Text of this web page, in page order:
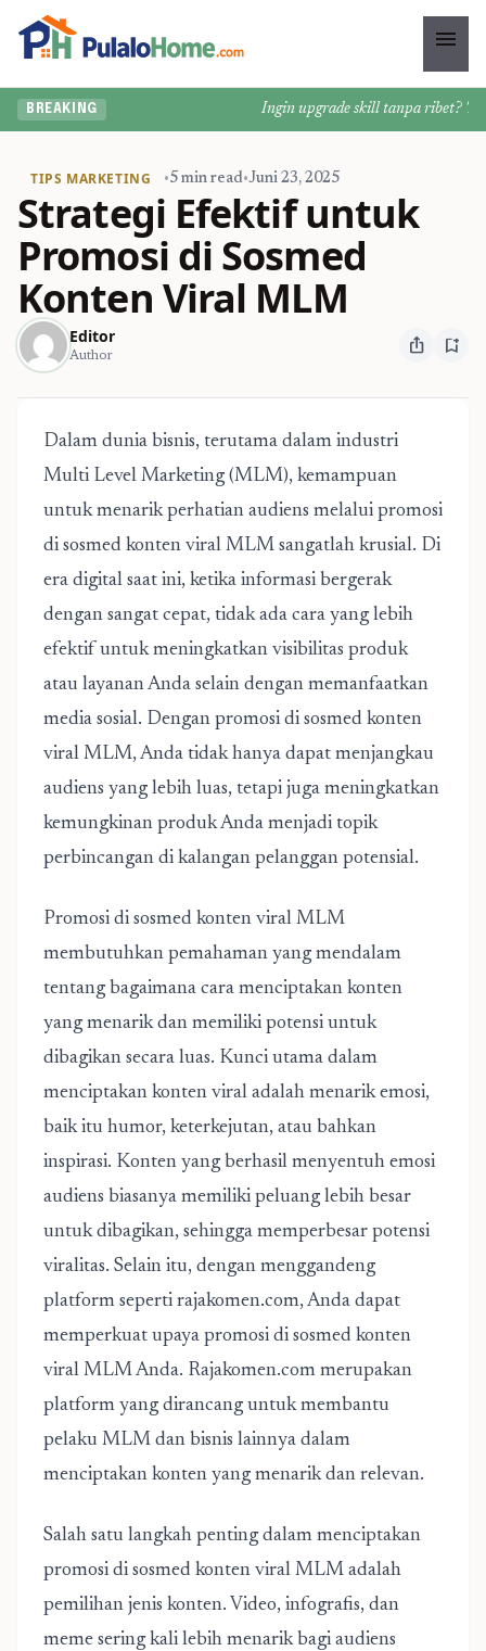
menu
BREAKING Ingin upgrade skill tanpa ribet?
TIPS MARKETING •5 min read•Juni 23, 2025
Strategi Efektif untuk
Promosi di Sosmed
Konten Viral MLM
Editor
Author ios_share bookmark_add
Dalam dunia bisnis, terutama dalam industri
Multi Level Marketing (MLM), kemampuan
untuk menarik perhatian audiens melalui promosi
di sosmed konten viral MLM sangatlah krusial. Di
era digital saat ini, ketika informasi bergerak
dengan sangat cepat, tidak ada cara yang lebih
efektif untuk meningkatkan visibilitas produk
atau layanan Anda selain dengan memanfaatkan
media sosial. Dengan promosi di sosmed konten
viral MLM, Anda tidak hanya dapat menjangkau
audiens yang lebih luas, tetapi juga meningkatkan
kemungkinan produk Anda menjadi topik
perbincangan di kalangan pelanggan potensial.
Promosi di sosmed konten viral MLM
membutuhkan pemahaman yang mendalam
tentang bagaimana cara menciptakan konten
yang menarik dan memiliki potensi untuk
dibagikan secara luas. Kunci utama dalam
menciptakan konten viral adalah menarik emosi,
baik itu humor, keterkejutan, atau bahkan
inspirasi. Konten yang berhasil menyentuh emosi
audiens biasanya memiliki peluang lebih besar
untuk dibagikan, sehingga memperbesar potensi
viralitas. Selain itu, dengan menggandeng
platform seperti rajakomen.com, Anda dapat
memperkuat upaya promosi di sosmed konten
viral MLM Anda. Rajakomen.com merupakan
platform yang dirancang untuk membantu
pelaku MLM dan bisnis lainnya dalam
menciptakan konten yang menarik dan relevan.
Salah satu langkah penting dalam menciptakan
promosi di sosmed konten viral MLM adalah
pemilihan jenis konten. Video, infografis, dan
meme sering kali lebih menarik bagi audiens